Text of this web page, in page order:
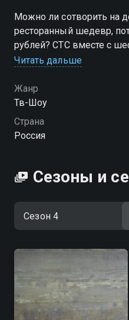
Можно ли сотворить на
ресторанный шедевр,
рублей? СТС вместе с
докажет, что такое
нового проекта стал
повар, владелец
кулинарных книг и
конкурсов, известный
ресторанного уровня за
супермаркетах и делать
доступных ингредиентов
Посмотреть онлайн 4
качестве на hophop.tv
Читать дальше
Жанр
Тв-Шоу
Страна
Россия
Сезоны и